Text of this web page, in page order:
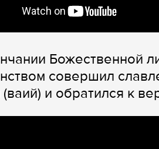
Божественной
совершил
(ваий) и обратился к